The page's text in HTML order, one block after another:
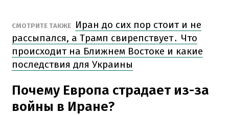
СМОТРИТЕ ТАКЖЕ
Иран до сих пор стоит и не
рассыпался, а Трамп свирепствует․ Что
происходит на Ближнем Востоке и какие
последствия для Украины
Почему Европа страдает из-за
войны в Иране?